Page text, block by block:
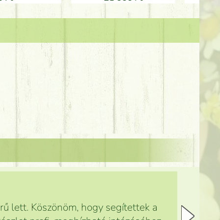
lett. Köszönöm, hogy segítettek a